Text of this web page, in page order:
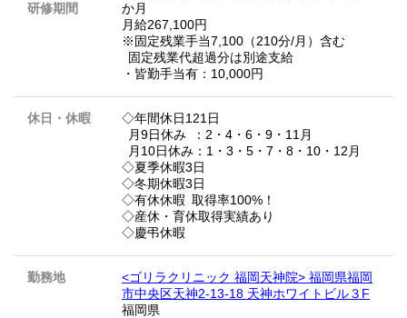
研修期間
か月
月給267,100円
※固定残業手当7,100（210分/月）含む
固定残業代超過分は別途支給
・皆勤手当有：10,000円
休日・休暇
◇年間休日121日
月9日休み ：2・4・6・9・11月
月10日休み：1・3・5・7・8・10・12月
◇夏季休暇3日
◇冬期休暇3日
◇有休休暇 取得率100%！
◇産休・育休取得実績あり
◇慶弔休暇
勤務地
<ゴリラクリニック 福岡天神院> 福岡県福岡
市中央区天神2-13-18 天神ホワイトビル３F
福岡県